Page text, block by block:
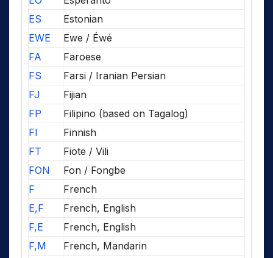
ES
Estonian
EWE
Ewe / Éwé
FA
Faroese
FS
Farsi / Iranian Persian
FJ
Fijian
FP
Filipino (based on Tagalog)
FI
Finnish
FT
Fiote / Vili
FON
Fon / Fongbe
F
French
E,F
French, English
F,E
French, English
F,M
French, Mandarin